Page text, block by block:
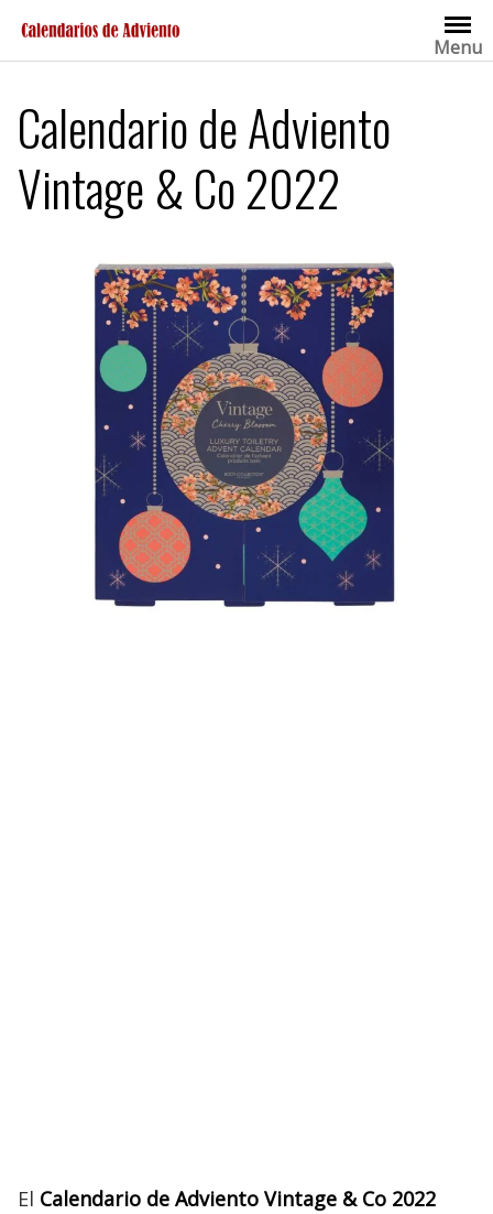
contenido
Menu
Calendario de Adviento
Vintage & Co 2022
El Calendario de Adviento Vintage & Co 2022